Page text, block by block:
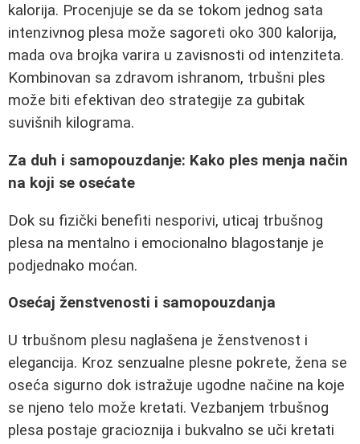
kalorija. Procenjuje se da se tokom jednog sata
intenzivnog plesa može sagoreti oko 300 kalorija,
mada ova brojka varira u zavisnosti od intenziteta.
Kombinovan sa zdravom ishranom, trbušni ples
može biti efektivan deo strategije za gubitak
suvišnih kilograma.
Za duh i samopouzdanje: Kako ples menja način
na koji se osećate
Dok su fizički benefiti nesporivi, uticaj trbušnog
plesa na mentalno i emocionalno blagostanje je
podjednako moćan.
Osećaj ženstvenosti i samopouzdanja
U trbušnom plesu naglašena je ženstvenost i
elegancija. Kroz senzualne plesne pokrete, žena se
oseća sigurno dok istražuje ugodne načine na koje
se njeno telo može kretati. Vezbanjem trbušnog
plesa postaje gracioznija i bukvalno se uči kretati